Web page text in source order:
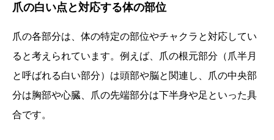
爪の白い点と対応する体の部位
爪の各部分は、体の特定の部位やチャクラと対応してい
ると考えられています。例えば、爪の根元部分（爪半月
と呼ばれる白い部分）は頭部や脳と関連し、爪の中央部
分は胸部や心臓、爪の先端部分は下半身や足といった具
合です。